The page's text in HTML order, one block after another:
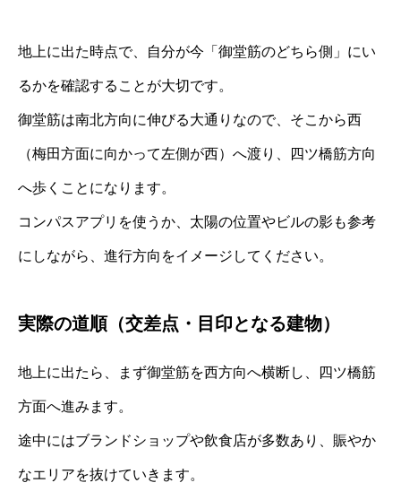
地上に出た時点で、自分が今「御堂筋のどちら側」にい
るかを確認することが大切です。
御堂筋は南北方向に伸びる大通りなので、そこから西
（梅田方面に向かって左側が西）へ渡り、四ツ橋筋方向
へ歩くことになります。
コンパスアプリを使うか、太陽の位置やビルの影も参考
にしながら、進行方向をイメージしてください。
実際の道順（交差点・目印となる建物）
地上に出たら、まず御堂筋を西方向へ横断し、四ツ橋筋
方面へ進みます。
途中にはブランドショップや飲食店が多数あり、賑やか
なエリアを抜けていきます。